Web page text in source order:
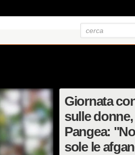
Giornata
sulle
Pangea:
sole le